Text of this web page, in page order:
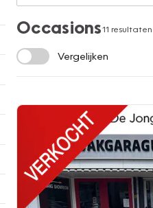
Occasions11 resultaten
Vergelijken